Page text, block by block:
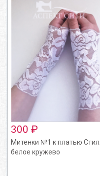
300 ₽
Митенки №1 к платью
белое кружево